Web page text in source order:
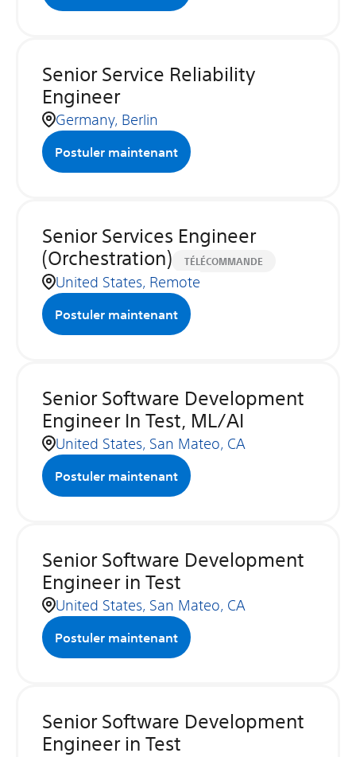
Senior Service Reliability
Engineer
Germany, Berlin
Postuler maintenant
Senior Services Engineer
(Orchestration)
TÉLÉCOMMANDE
United States, Remote
Postuler maintenant
Senior Software Development
Engineer In Test, ML/AI
United States, San Mateo, CA
Postuler maintenant
Senior Software Development
Engineer in Test
United States, San Mateo, CA
Postuler maintenant
Senior Software Development
Engineer in Test